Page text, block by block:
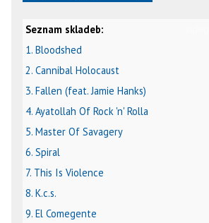
Seznam skladeb:
1. Bloodshed
2. Cannibal Holocaust
3. Fallen (feat. Jamie Hanks)
4. Ayatollah Of Rock 'n' Rolla
5. Master Of Savagery
6. Spiral
7. This Is Violence
8. K.c.s.
9. El Comegente